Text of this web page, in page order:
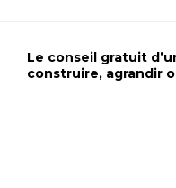
Le conseil gratuit
construire, agrandir